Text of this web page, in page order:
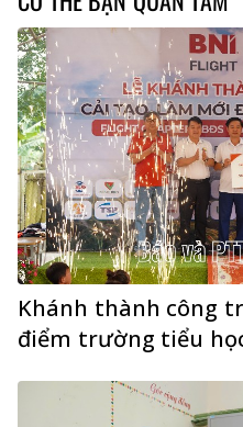
Khánh thành công
điểm trường tiểu